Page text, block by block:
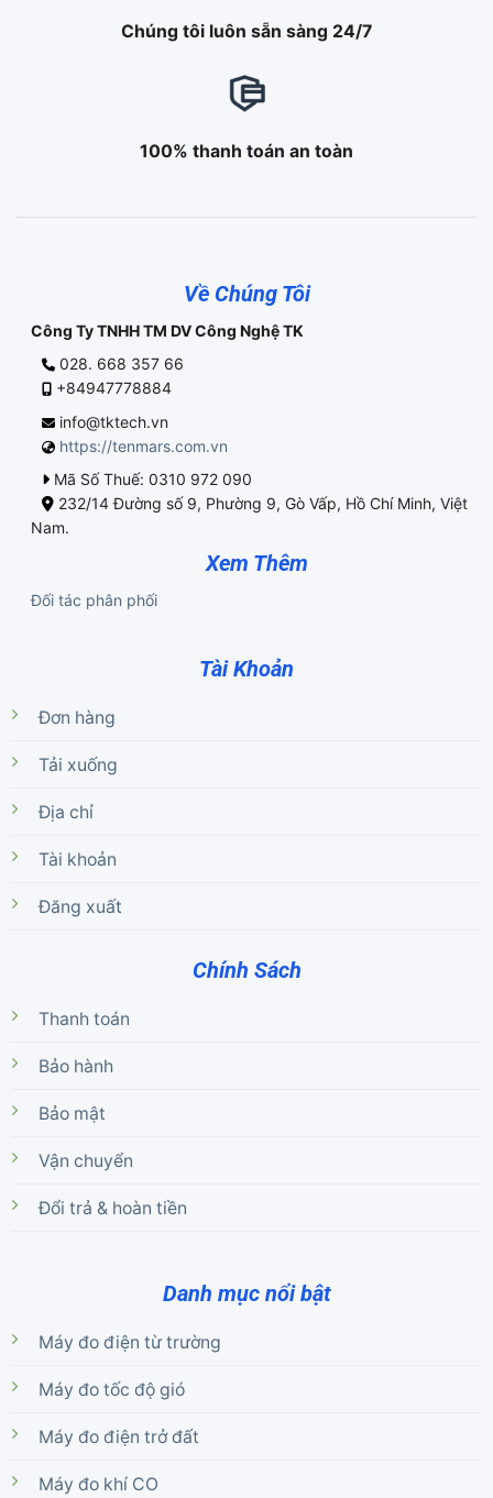
Chúng tôi luôn sẵn sàng 24/7
100% thanh toán an toàn
Về Chúng Tôi
Công Ty TNHH TM DV Công Nghệ TK
028. 668 357 66
+84947778884
info@tktech.vn
https://tenmars.com.vn
Mã Số Thuế: 0310 972 090
232/14 Đường số 9, Phường 9, Gò Vấp, Hồ Chí Minh, Việt
Nam.
Xem Thêm
Đối tác phân phối
Tài Khoản
Đơn hàng
Tải xuống
Địa chỉ
Tài khoản
Đăng xuất
Chính Sách
Thanh toán
Bảo hành
Bảo mật
Vận chuyển
Đổi trả & hoàn tiền
Danh mục nổi bật
Máy đo điện từ trường
Máy đo tốc độ gió
Máy đo điện trở đất
Máy đo khí CO